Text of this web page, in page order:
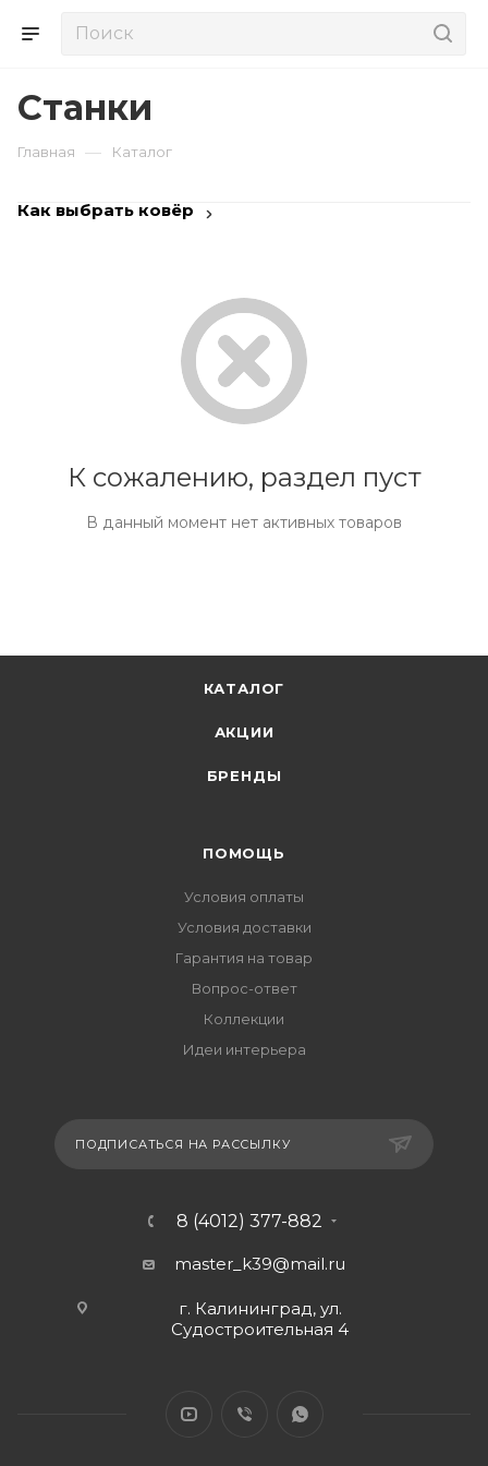
Станки
Главная — Каталог
Как выбрать ковёр
К сожалению, раздел пуст
В данный момент нет активных товаров
КАТАЛОГ
АКЦИИ
БРЕНДЫ
ПОМОЩЬ
Условия оплаты
Условия доставки
Гарантия на товар
Вопрос-ответ
Коллекции
Идеи интерьера
ПОДПИСАТЬСЯ НА РАССЫЛКУ
8 (4012) 377-882
master_k39@mail.ru
г. Калининград, ул.
Судостроительная 4